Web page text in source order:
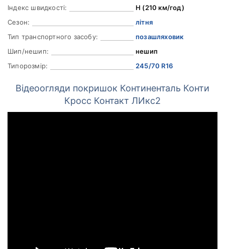
Індекс швидкості:
H (210 км/год)
Сезон:
літня
Тип транспортного засобу:
позашляховик
Шип/нешип:
нешип
Типорозмір:
245/70 R16
Відеоогляди покришок Континенталь Конти
Кросс Контакт ЛИкс2